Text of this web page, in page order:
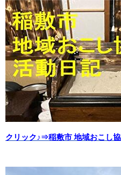
クリック♪⇒稲敷市 地域おこし協